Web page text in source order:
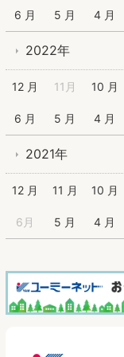
6 月 5 月 4 月
2022年
12 月 11月 10 月
6 月 5 月 4 月
2021年
12 月 11 月 10 月
6月 5 月 4 月